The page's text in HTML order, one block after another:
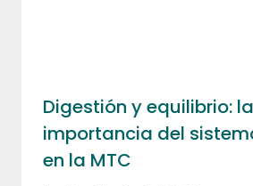
Digestión y equilibrio: la
importancia del
en la MTC